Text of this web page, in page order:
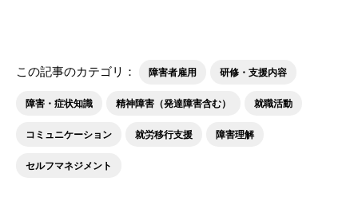
この記事のカテゴリ： 障害者雇用 研修・支援内容
障害・症状知識 精神障害（発達障害含む） 就職活動
コミュニケーション 就労移行支援 障害理解
セルフマネジメント